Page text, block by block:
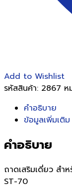
Add to Wishlist
รหัสสินค้า: 2867 ห
คำอธิบาย
ข้อมูลเพิ่มเติม
คำอธิบาย
ถาดเสริมเดี่ยว สำ
ST-70